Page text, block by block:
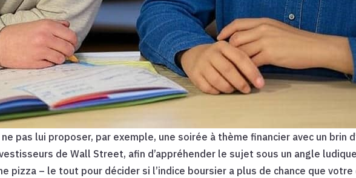
pas lui proposer, par exemple, une soirée à thème financier avec un brin
de Wall Street, afin d’appréhender le sujet sous un angle
pizza – le tout pour décider si l’indice boursier a plus de chance que